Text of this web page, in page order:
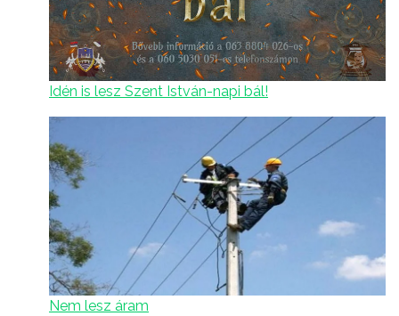
Idén is lesz Szent István-napi bál!
Nem lesz áram